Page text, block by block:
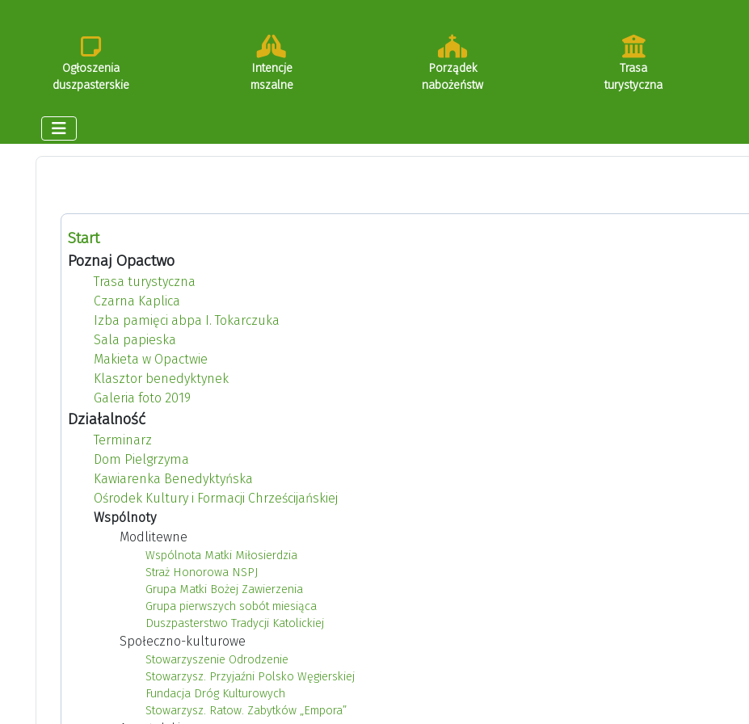
Ogłoszenia
duszpasterskie
Intencje
mszalne
Porządek
nabożeństw
Trasa
turystyczna
Start
Poznaj Opactwo
Trasa turystyczna
Czarna Kaplica
Izba pamięci abpa I. Tokarczuka
Sala papieska
Makieta w Opactwie
Klasztor benedyktynek
Galeria foto 2019
Działalność
Terminarz
Dom Pielgrzyma
Kawiarenka Benedyktyńska
Ośrodek Kultury i Formacji Chrześcijańskiej
Wspólnoty
Modlitewne
Wspólnota Matki Miłosierdzia
Straż Honorowa NSPJ
Grupa Matki Bożej Zawierzenia
Grupa pierwszych sobót miesiąca
Duszpasterstwo Tradycji Katolickiej
Społeczno-kulturowe
Stowarzyszenie Odrodzenie
Stowarzysz. Przyjaźni Polsko Węgierskiej
Fundacja Dróg Kulturowych
Stowarzysz. Ratow. Zabytków „Empora”